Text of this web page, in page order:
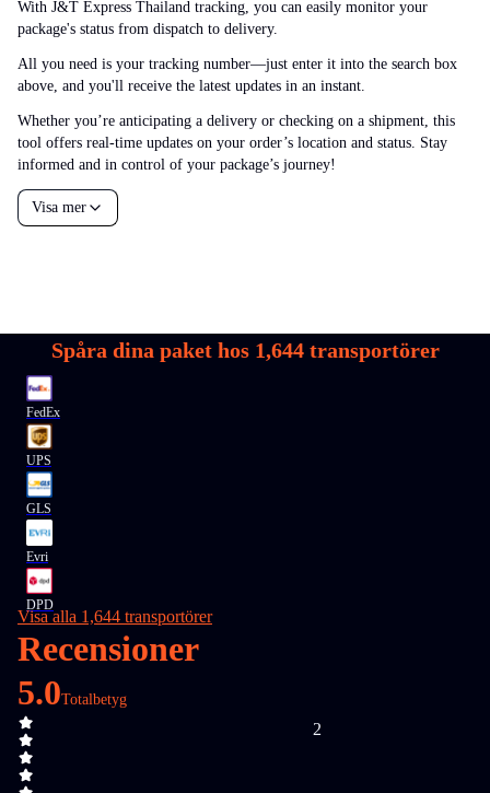
With J&T Express Thailand tracking, you can easily monitor your
package's status from dispatch to delivery.
All you need is your tracking number—just enter it into the search box
above, and you'll receive the latest updates in an instant.
Whether you’re anticipating a delivery or checking on a shipment, this
tool offers real-time updates on your order’s location and status. Stay
informed and in control of your package’s journey!
Visa mer
Spåra dina paket hos 1,644transportörer
FedEx
UPS
GLS
Evri
DPD
Visa alla 1,644 transportörer
Recensioner
5.0Totalbetyg
2